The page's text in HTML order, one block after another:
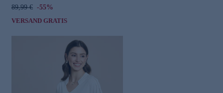
89,99 € -55%
VERSAND GRATIS